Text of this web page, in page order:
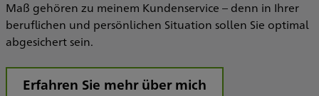
Maß gehören zu meinem Kundenservice – denn in Ihrer
beruflichen und persönlichen Situation sollen Sie optimal
abgesichert sein.
Erfahren Sie mehr über mich